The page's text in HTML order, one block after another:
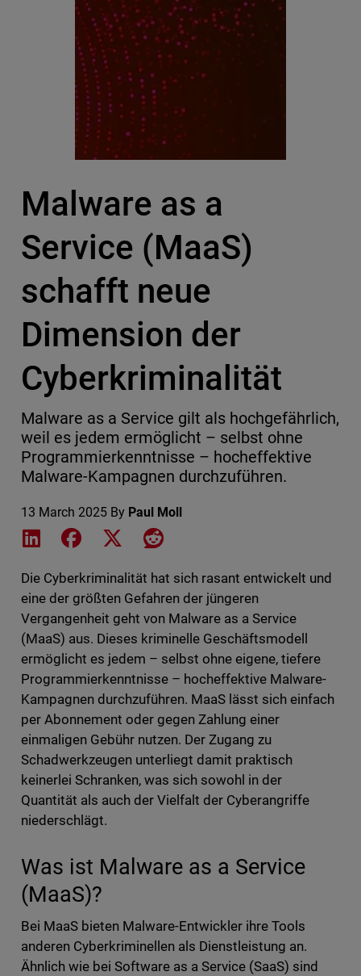
Malware as a
Service (MaaS)
schafft neue
Dimension der
Cyberkriminalität
Malware as a Service gilt als hochgefährlich,
weil es jedem ermöglicht – selbst ohne
Programmierkenntnisse – hocheffektive
Malware-Kampagnen durchzuführen.
13 March 2025 By Paul Moll
Share on LinkedIn
Share on Facebook
Share on XShare on Reddit
Die Cyberkriminalität hat sich rasant entwickelt und
eine der größten Gefahren der jüngeren
Vergangenheit geht von Malware as a Service
(MaaS) aus. Dieses kriminelle Geschäftsmodell
ermöglicht es jedem – selbst ohne eigene, tiefere
Programmierkenntnisse – hocheffektive Malware-
Kampagnen durchzuführen. MaaS lässt sich einfach
per Abonnement oder gegen Zahlung einer
einmaligen Gebühr nutzen. Der Zugang zu
Schadwerkzeugen unterliegt damit praktisch
keinerlei Schranken, was sich sowohl in der
Quantität als auch der Vielfalt der Cyberangriffe
niederschlägt.
Was ist Malware as a Service
(MaaS)?
Bei MaaS bieten Malware-Entwickler ihre Tools
anderen Cyberkriminellen als Dienstleistung an.
Ähnlich wie bei Software as a Service (SaaS) sind